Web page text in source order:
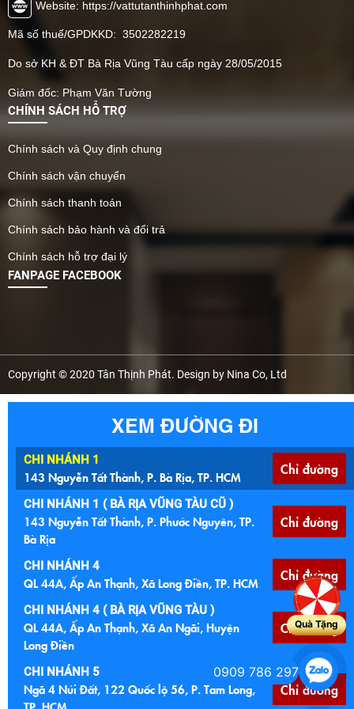
Website: https://vattutanthinhphat.com
Mã số thuế/GPDKKD: 3502282219
Do sở KH & ĐT Bà Rịa Vũng Tàu cấp ngày 28/05/2015
Giám đốc: Phạm Văn Tường
CHÍNH SÁCH HỖ TRỢ
Chính sách và Quy định chung
Chính sách vận chuyển
Chính sách thanh toán
Chính sách bảo hành và đổi trả
Chính sách hỗ trợ đại lý
FANPAGE FACEBOOK
Copyright © 2020 Tân Thịnh Phát. Design by Nina Co, Ltd
XEM ĐƯỜNG ĐI
CHI NHÁNH 1
143 Nguyễn Tất Thành, P. Bà Rịa, TP. HCM Chỉ đường
CHI NHÁNH 1 ( BÀ RỊA VŨNG TÀU CŨ )
143 Nguyễn Tất Thành, P. Phước Nguyên, TP.
Bà Rịa
Chỉ đường
CHI NHÁNH 4
QL 44A, Ấp An Thạnh, Xã Long Điền, TP. HCM Chỉ đường
CHI NHÁNH 4 ( BÀ RỊA VŨNG TÀU )
QL 44A, Ấp An Thạnh, Xã An Ngãi, Huyện
Long Điền
Chỉ đường
CHI NHÁNH 5
Ngã 4 Núi Đất, 122 Quốc lộ 56, P. Tam Long,
Chỉ đường
Quà Tặng
0909 786 297